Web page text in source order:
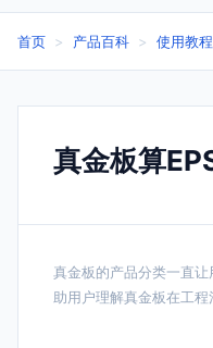
首页 > 产品百科 > 使用教程
真金板算
真金板的产品分类一直
助用户理解真金板在工程